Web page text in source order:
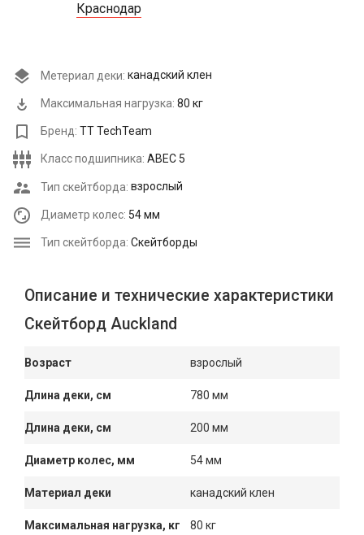
Краснодар
Метериал деки: канадский клен
Максимальная нагрузка: 80 кг
Бренд: TT TechTeam
Класс подшипника: ABEC 5
Тип скейтборда: взрослый
Диаметр колес: 54 мм
Тип скейтборда: Скейтборды
Описание и технические характеристики
Скейтборд Auckland
Возраст взрослый
Длина деки, см 780 мм
Длина деки, см 200 мм
Диаметр колес, мм 54 мм
Материал деки канадский клен
Максимальная нагрузка, кг 80 кг